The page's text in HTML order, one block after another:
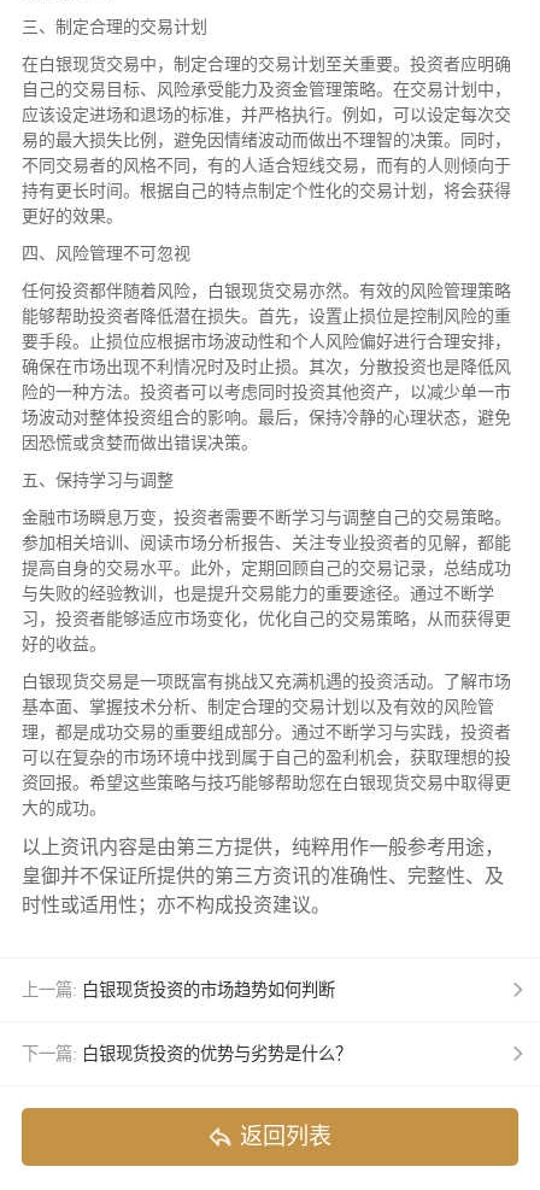
三、制定合理的交易计划
在白银现货交易中，制定合理的交易计划至关重要。投资者应明确
自己的交易目标、风险承受能力及资金管理策略。在交易计划中，
应该设定进场和退场的标准，并严格执行。例如，可以设定每次交
易的最大损失比例，避免因情绪波动而做出不理智的决策。同时，
不同交易者的风格不同，有的人适合短线交易，而有的人则倾向于
持有更长时间。根据自己的特点制定个性化的交易计划，将会获得
更好的效果。
四、风险管理不可忽视
任何投资都伴随着风险，白银现货交易亦然。有效的风险管理策略
能够帮助投资者降低潜在损失。首先，设置止损位是控制风险的重
要手段。止损位应根据市场波动性和个人风险偏好进行合理安排，
确保在市场出现不利情况时及时止损。其次，分散投资也是降低风
险的一种方法。投资者可以考虑同时投资其他资产，以减少单一市
场波动对整体投资组合的影响。最后，保持冷静的心理状态，避免
因恐慌或贪婪而做出错误决策。
五、保持学习与调整
金融市场瞬息万变，投资者需要不断学习与调整自己的交易策略。
参加相关培训、阅读市场分析报告、关注专业投资者的见解，都能
提高自身的交易水平。此外，定期回顾自己的交易记录，总结成功
与失败的经验教训，也是提升交易能力的重要途径。通过不断学
习，投资者能够适应市场变化，优化自己的交易策略，从而获得更
好的收益。
白银现货交易是一项既富有挑战又充满机遇的投资活动。了解市场
基本面、掌握技术分析、制定合理的交易计划以及有效的风险管
理，都是成功交易的重要组成部分。通过不断学习与实践，投资者
可以在复杂的市场环境中找到属于自己的盈利机会，获取理想的投
资回报。希望这些策略与技巧能够帮助您在白银现货交易中取得更
大的成功。
以上资讯内容是由第三方提供，纯粹用作一般参考用途，
皇御并不保证所提供的第三方资讯的准确性、完整性、及
时性或适用性；亦不构成投资建议。
上一篇: 白银现货投资的市场趋势如何判断
下一篇: 白银现货投资的优势与劣势是什么？
返回列表